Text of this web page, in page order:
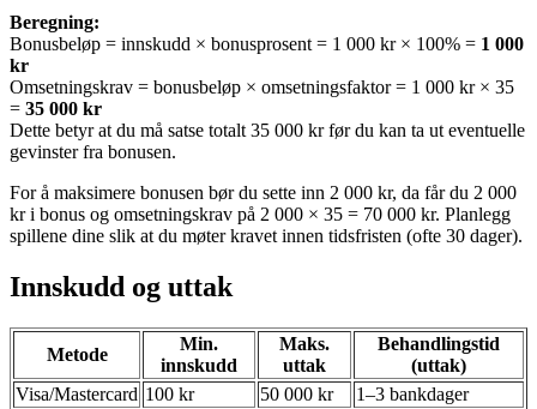
Beregning:
Bonusbeløp = innskudd × bonusprosent = 1 000 kr × 100% = 1 000
kr
Omsetningskrav = bonusbeløp × omsetningsfaktor = 1 000 kr × 35
= 35 000 kr
Dette betyr at du må satse totalt 35 000 kr før du kan ta ut eventuelle
gevinster fra bonusen.
For å maksimere bonusen bør du sette inn 2 000 kr, da får du 2 000
kr i bonus og omsetningskrav på 2 000 × 35 = 70 000 kr. Planlegg
spillene dine slik at du møter kravet innen tidsfristen (ofte 30 dager).
Innskudd og uttak
Metode
Min.
innskudd
Maks.
uttak
Behandlingstid
(uttak)
Visa/Mastercard 100 kr 50 000 kr
1–3 bankdager